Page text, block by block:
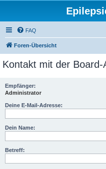
FAQ
Foren-Übersicht
Kontakt mit der
Empfänger:
Administrator
Deine E-Mail-Adresse:
Dein Name:
Betreff: